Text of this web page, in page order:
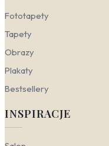
Fototapety
Tapety
Obrazy
Plakaty
Bestsellery
INSPIRACJE